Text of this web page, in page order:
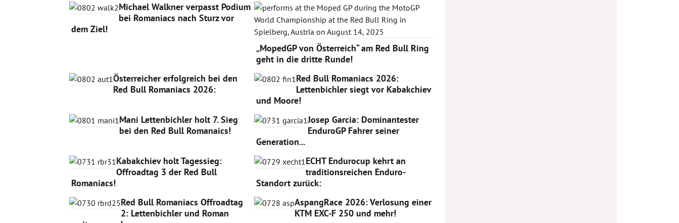
Michael Walkner verpasst Podium
bei Romaniacs nach Sturz vor
dem Ziel!
„MopedGP von Österreich“ am Red Bull Ring
geht in die dritte Runde!
Österreicher erfolgreich bei den
Red Bull Romaniacs 2026:
Red Bull Romaniacs 2026:
Lettenbichler siegt vor Kabakchiev
und Moore!
Mani Lettenbichler holt 7. Sieg
bei den Red Bull Romanaics!
Josep Garcia: Dominantester
EnduroGP Fahrer seiner
Generation...
Kabakchiev holt Tagessieg:
Offroadtag 3 der Red Bull
Romaniacs!
ECHT Endurocup kehrt an
traditionsreichen Enduro-
Standort zurück:
Red Bull Romaniacs Offroadtag
2: Lettenbichler und Roman
AspangRace 2026: Verlosung einer
KTM EXC-F 250 und mehr!